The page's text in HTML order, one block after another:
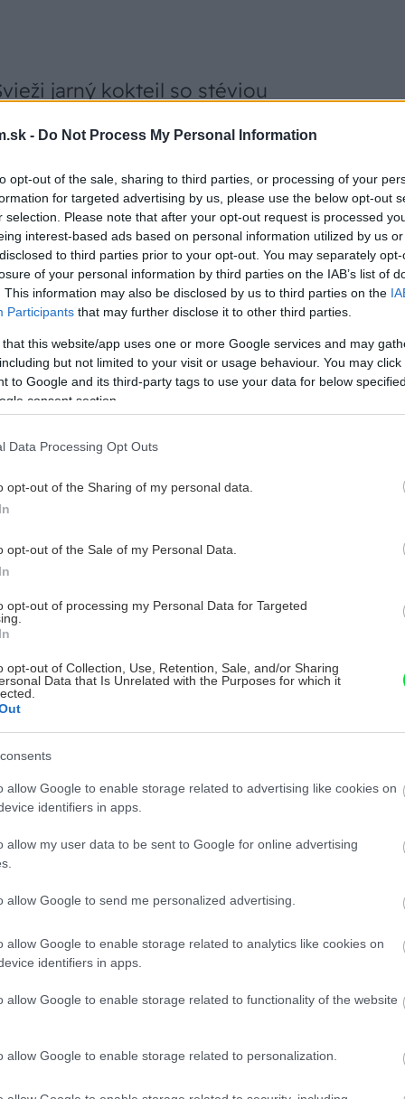
- Do Not Process My Personal Information
opt-out of the sale, sharing to third parties, or processing of your
for targeted advertising by us, please use the below opt-out
selection. Please note that after your opt-out request is processed
interest-based ads based on personal information utilized by us
to third parties prior to your opt-out. You may separately
of your personal information by third parties on the IAB’s list of
This information may also be disclosed by us to third parties on the
Participants that may further disclose it to other third parties.
that this website/app uses one or more Google services and may
but not limited to your visit or usage behaviour. You may
to Google and its third-party tags to use your data for below
consent section.
Data Processing Opt Outs
opt-out of the Sharing of my personal data.
opt-out of the Sale of my Personal Data.
opt-out of processing my Personal Data for Targeted
opt-out of Collection, Use, Retention, Sale, and/or Sharing
Data that Is Unrelated with the Purposes for which it
allow Google to enable storage related to advertising like cookies on
identifiers in apps.
allow my user data to be sent to Google for online advertising
allow Google to send me personalized advertising.
allow Google to enable storage related to analytics like cookies on
identifiers in apps.
allow Google to enable storage related to functionality of the website
allow Google to enable storage related to personalization.
jarný kokteil so stéviou
vás jarná únava a vy neviete čo s ňou?
na niekoľko dní rannú kávu vymeniť za tento
pripravíte sami doma. Kombinácia
potravín a sladkej stévie vás preberie a
vám potrebnú energiu na štart do nového dňa.
apríla 2015
tortičky z čerstvých jahôd
chutiam a ozdobia váš stôl
chuťový, ale aj estetický zážitok, vám darujú
chutné a krásne jahodové tortičky.
mája 2014
obohatený aj o malé prekvapenie.
júla 2013
o pestovaní jahôd
sú veľmi prispôsobivé a produktívne, ba dá sa
že aj „rýchloobrátkové“ ovocie, napríklad ak
mája 2013
Elsanta
druh, popredná odroda Európy – nie
Stredne skoré dozrievanie (koniec mája,
plody kužeľovitého tvaru, osviežujúca,